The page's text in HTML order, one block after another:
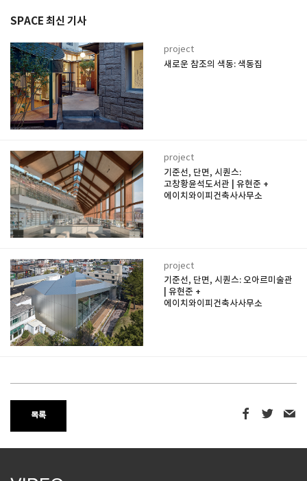
SPACE 최신 기사
project
새로운 참조의 색동: 색동집
project
기준선, 단면, 시퀀스:
고창황윤석도서관 | 유현준 +
에이치와이피건축사사무소
project
기준선, 단면, 시퀀스: 오아르미술관
| 유현준 +
에이치와이피건축사사무소
목록